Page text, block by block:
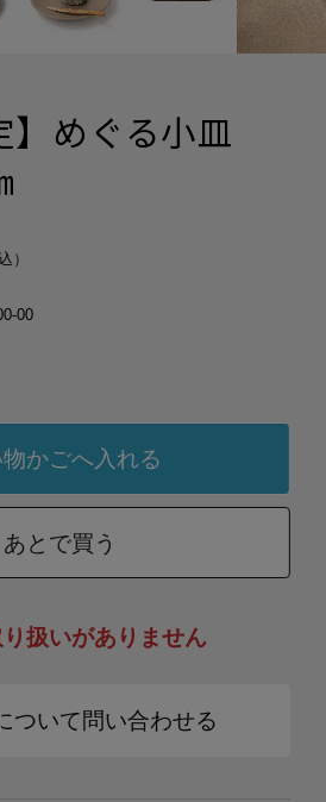
】めぐる小皿
）
00
あとで買う
扱いがありません
ついて問い合わせる